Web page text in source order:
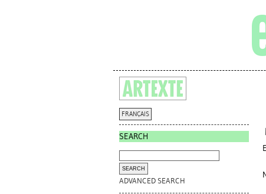
FRANÇAIS
SEARCH
ADVANCED SEARCH